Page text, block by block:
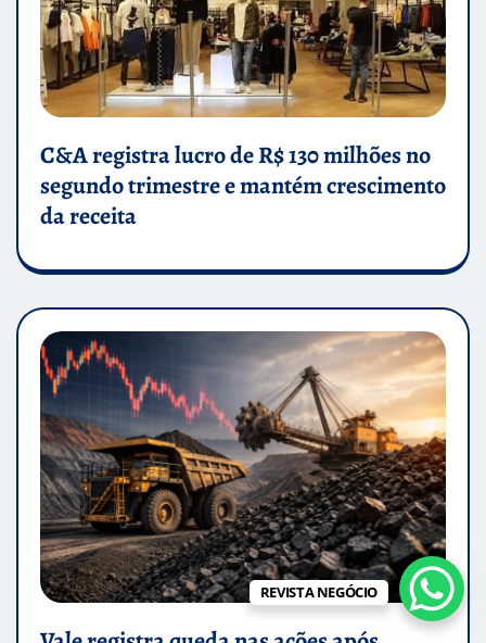
C&A registra lucro de R$ 130 milhões no
segundo trimestre e mantém crescimento
da receita
REVISTA NEGÓCIO